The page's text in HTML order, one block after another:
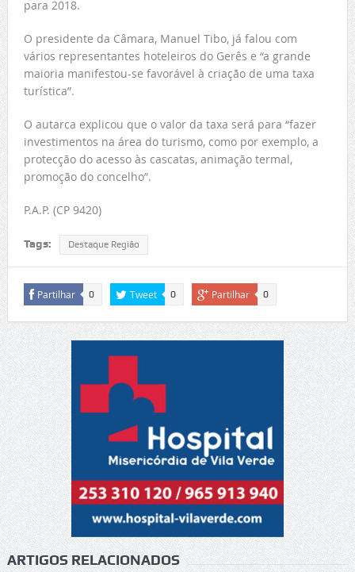
para 2018.
O presidente da Câmara, Manuel Tibo, já falou com
vários representantes hoteleiros do Gerês e “a grande
maioria manifestou-se favorável à criação de uma taxa
turística”.
O autarca explicou que o valor da taxa será para “fazer
investimentos na área do turismo, como por exemplo, a
protecção do acesso às cascatas, animação termal,
promoção do concelho”.
P.A.P. (CP 9420)
Tags: Destaque Região
Partilhar 0 Tweet 0 Partilhar 0
ARTIGOS RELACIONADOS